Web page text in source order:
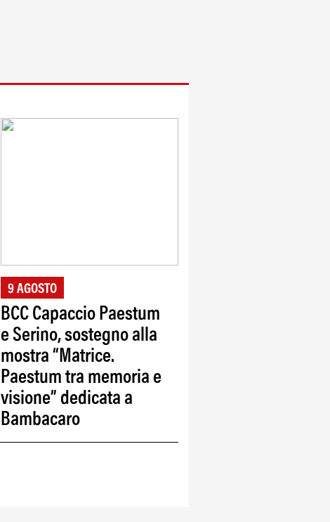
9 AGOSTO
BCC Capaccio Paestum
e Serino, sostegno alla
mostra “Matrice.
Paestum tra memoria e
visione” dedicata a
Bambacaro